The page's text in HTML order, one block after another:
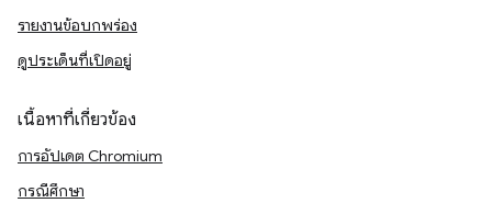
รายงานข้อบกพร่อง
ดูประเด็นที่เปิดอยู่
เนื้อหาที่เกี่ยวข้อง
การอัปเดต Chromium
กรณีศึกษา